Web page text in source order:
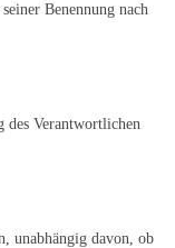
Benennung nach
des Verantwortlichen
unabhängig davon, ob